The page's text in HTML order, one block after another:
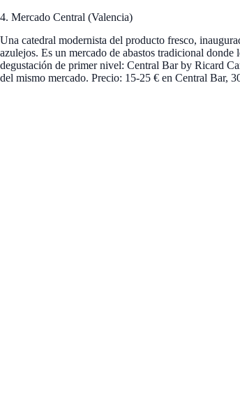
4. Mercado Central (Valencia)
Una catedral modernista del producto fresco,
azulejos. Es un mercado de abastos tradicional
degustación de primer nivel: Central Bar by Ricard
del mismo mercado. Precio: 15-25 € en Central Bar,